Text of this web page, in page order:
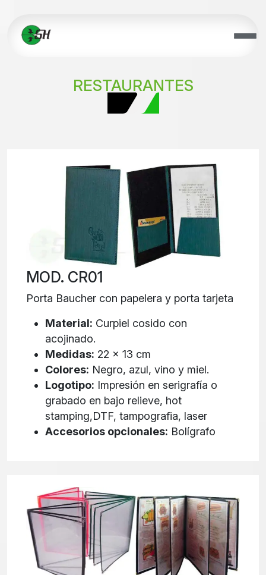
RESTAURANTES
MOD. CR01
Porta Baucher con papelera y porta tarjeta
Material: Curpiel cosido con
acojinado.
Medidas: 22 x 13 cm
Colores: Negro, azul, vino y miel.
Logotipo: Impresión en serigrafía o
grabado en bajo relieve, hot
stamping,DTF, tampografia, laser
Accesorios opcionales: Bolígrafo